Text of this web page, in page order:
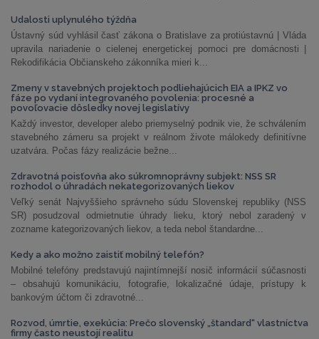
Udalosti uplynulého týždňa
Ústavný súd vyhlásil časť zákona o Bratislave za protiústavnú | Vláda
upravila nariadenie o cielenej energetickej pomoci pre domácnosti |
Rekodifikácia Občianskeho zákonníka mieri k...
Zmeny v stavebných projektoch podliehajúcich EIA a IPKZ vo
fáze po vydaní integrovaného povolenia: procesné a
povoľovacie dôsledky novej legislatívy
Každý investor, developer alebo priemyselný podnik vie, že schválením
stavebného zámeru sa projekt v reálnom živote málokedy definitívne
uzatvára. Počas fázy realizácie bežne...
Zdravotná poisťovňa ako súkromnoprávny subjekt: NSS SR
rozhodol o úhradách nekategorizovaných liekov
Veľký senát Najvyššieho správneho súdu Slovenskej republiky (NSS
SR) posudzoval odmietnutie úhrady lieku, ktorý nebol zaradený v
zozname kategorizovaných liekov, a teda nebol štandardne...
Kedy a ako možno zaistiť mobilný telefón?
Mobilné telefóny predstavujú najintímnejší nosič informácií súčasnosti
– obsahujú komunikáciu, fotografie, lokalizačné údaje, prístupy k
bankovým účtom či zdravotné...
Rozvod, úmrtie, exekúcia: Prečo slovenský „štandard“ vlastníctva
firmy často neustojí realitu